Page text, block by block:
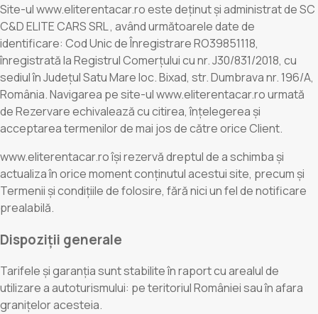
Site-ul www.eliterentacar.ro este deținut și administrat de SC
C&D ELITE CARS SRL , având următoarele date de
identificare: Cod Unic de Înregistrare RO39851118,
înregistrată la Registrul Comerțului cu nr. J30/831/2018, cu
sediul în Județul Satu Mare loc. Bixad, str. Dumbrava nr. 196/A,
România. Navigarea pe site-ul www.eliterentacar.ro urmată
de Rezervare echivalează cu citirea, înțelegerea și
acceptarea termenilor de mai jos de către orice Client.
www.eliterentacar.ro își rezervă dreptul de a schimba și
actualiza în orice moment conținutul acestui site, precum și
Termenii și condițiile de folosire, fără nici un fel de notificare
prealabilă.
Dispoziții generale
Tarifele și garanția sunt stabilite în raport cu arealul de
utilizare a autoturismului: pe teritoriul României sau în afara
granițelor acesteia.